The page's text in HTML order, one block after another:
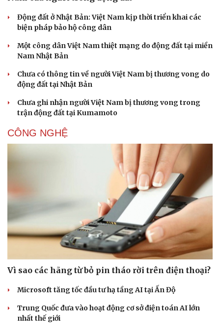
Doanh nghiệp
Thông tin doanh nghiệp
Doanh nghiệp 24h
Doanh nhân
Vì cộng đồng
Công nghệ
Tin Công nghệ
Trải nghiệm
Động đất ở Nhật Bản: Việt Nam kịp thời triển khai các
biện pháp bảo hộ công dân
Một công dân Việt Nam thiệt mạng do động đất tại miền
Nam Nhật Bản
Chưa có thông tin về người Việt Nam bị thương vong do
động đất tại Nhật Bản
Chưa ghi nhận người Việt Nam bị thương vong trong
trận động đất tại Kumamoto
CÔNG NGHỆ
Vì sao các hãng từ bỏ pin tháo rời trên điện thoại?
Microsoft tăng tốc đầu tư hạ tầng AI tại Ấn Độ
Trung Quốc đưa vào hoạt động cơ sở điện toán AI lớn
nhất thế giới